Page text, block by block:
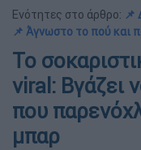
Ενότητες στο άρθρο: 📌
📌 Άγνωστο το πού και
Το
viral: Βγάζει
που
μπαρ